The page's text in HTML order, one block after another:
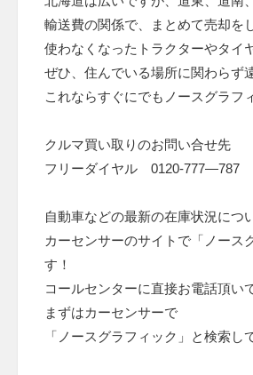
輸送費の関係で、まとめて売却を
使わなくなったトラクターやタイ
ぜひ、住んでいる場所に関わらず
これならすぐにでもノースグラフ
クルマ買い取りのお問い合せ先
フリーダイヤル 0120-777—787
自動車などの最新の在庫状況につ
カーセンサーのサイトで「ノース
す！
コールセンターに直接お電話頂い
まずはカーセンサーで
「ノースグラフィック」と検索